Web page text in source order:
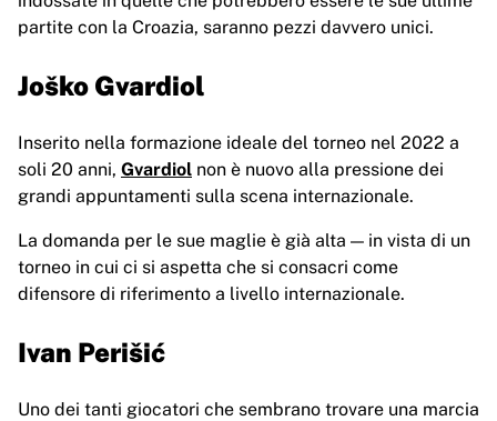
partite con la Croazia, saranno pezzi davvero unici.
Joško Gvardiol
Inserito nella formazione ideale del torneo nel 2022 a
soli 20 anni, Gvardiol non è nuovo alla pressione dei
grandi appuntamenti sulla scena internazionale.
La domanda per le sue maglie è già alta — in vista di un
torneo in cui ci si aspetta che si consacri come
difensore di riferimento a livello internazionale.
Ivan Perišić
Uno dei tanti giocatori che sembrano trovare una marcia